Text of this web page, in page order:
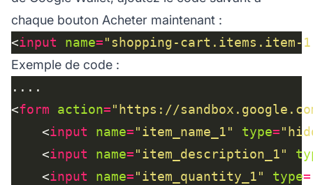
chaque bouton Acheter maintenant :
<input name="shopping-cart.items.item-
Exemple de code :
<form action="https://
    <
input name="item_name_1" type=
    <
input name="item_description_1"
    <
input name="item_quantity_1" type=